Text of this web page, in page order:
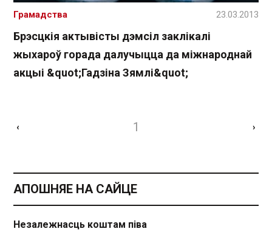
Брэсцкія актывісты дэмсіл заклікалі
жыхароў горада далучыцца да міжнароднай
акцыі &quot;Гадзіна Зямлі&quot;
Грамадства 23.03.2013
‹ 1 ›
АПОШНЯЕ НА САЙЦЕ
Незалежнасць коштам піва